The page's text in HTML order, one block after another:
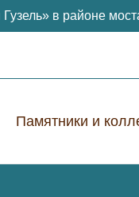
в районе
Памятники и